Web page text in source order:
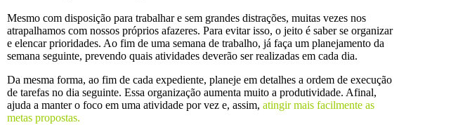
Mesmo com disposição para trabalhar e sem grandes distrações, muitas vezes nos
atrapalhamos com nossos próprios afazeres. Para evitar isso, o jeito é saber se organizar
e elencar prioridades. Ao fim de uma semana de trabalho, já faça um planejamento da
semana seguinte, prevendo quais atividades deverão ser realizadas em cada dia.
Da mesma forma, ao fim de cada expediente, planeje em detalhes a ordem de execução
de tarefas no dia seguinte. Essa organização aumenta muito a produtividade. Afinal,
ajuda a manter o foco em uma atividade por vez e, assim, atingir mais facilmente as
metas propostas.